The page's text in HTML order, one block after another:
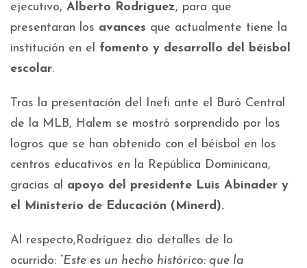
ejecutivo, Alberto Rodríguez, para que
presentaran los avances que actualmente tiene la
institución en el fomento y desarrollo del béisbol
escolar.
Tras la presentación del Inefi ante el Buró Central
de la MLB, Halem se mostró sorprendido por los
logros que se han obtenido con el béisbol en los
centros educativos en la República Dominicana,
gracias al apoyo del presidente Luis Abinader y
el Ministerio de Educación (Minerd).
Al respecto,Rodríguez dio detalles de lo
ocurrido: “Este es un hecho histórico: que la